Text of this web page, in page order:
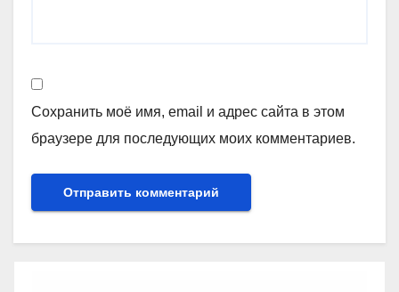
Сохранить моё имя, email и адрес сайта в этом
браузере для последующих моих комментариев.